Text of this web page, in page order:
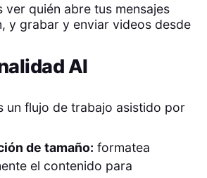
ver quién abre tus mensajes
y grabar y enviar videos desde
AI
un flujo de trabajo asistido por
de tamaño: formatea
el contenido para